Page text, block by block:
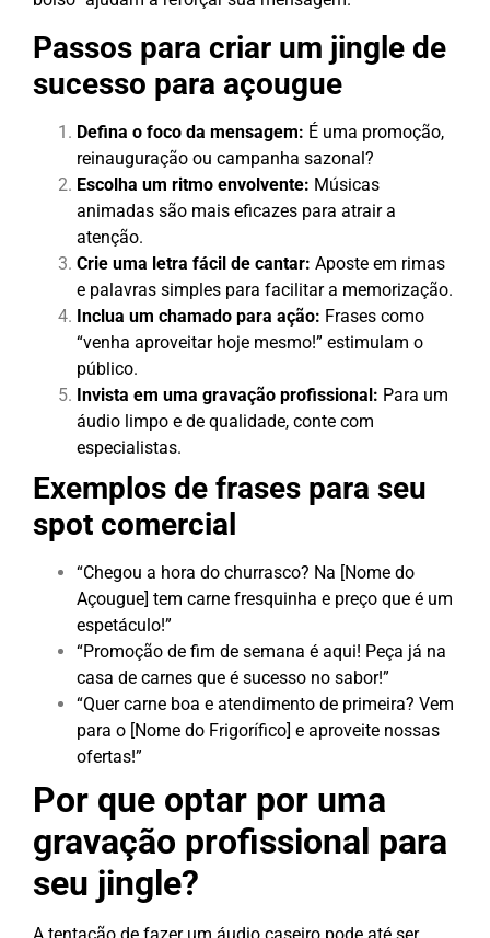
Passos para criar um jingle de
sucesso para açougue
Defina o foco da mensagem: É uma promoção,
reinauguração ou campanha sazonal?
Escolha um ritmo envolvente: Músicas
animadas são mais eficazes para atrair a
atenção.
Crie uma letra fácil de cantar: Aposte em rimas
e palavras simples para facilitar a memorização.
Inclua um chamado para ação: Frases como
“venha aproveitar hoje mesmo!” estimulam o
público.
Invista em uma gravação profissional: Para um
áudio limpo e de qualidade, conte com
especialistas.
Exemplos de frases para seu
spot comercial
“Chegou a hora do churrasco? Na [Nome do
Açougue] tem carne fresquinha e preço que é um
espetáculo!”
“Promoção de fim de semana é aqui! Peça já na
casa de carnes que é sucesso no sabor!”
“Quer carne boa e atendimento de primeira? Vem
para o [Nome do Frigorífico] e aproveite nossas
ofertas!”
Por que optar por uma
gravação profissional para
seu jingle?
A tentação de fazer um áudio caseiro pode até ser